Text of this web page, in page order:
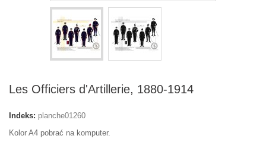
Les Officiers d'Artillerie, 1880-1914
Indeks: planche01260
Kolor A4 pobrać na komputer.